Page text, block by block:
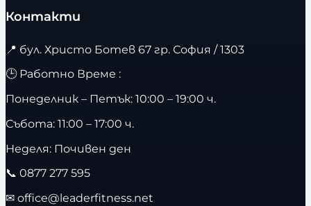
Контакти
📍 бул. Христо Ботев 67 гр. София / 1303
🕒 Работно Време :
Понеделник – Петък: 10:00 – 19:00 ч.
Събота: 11:00 – 17:00 ч.
Неделя: Почивен ден
📞 0877 277 595
✉ office@leaderfitness.net